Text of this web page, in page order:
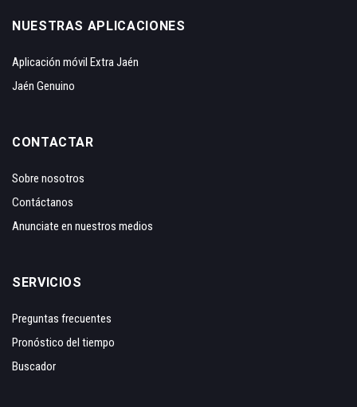
NUESTRAS APLICACIONES
Aplicación móvil Extra Jaén
Jaén Genuino
CONTACTAR
Sobre nosotros
Contáctanos
Anunciate en nuestros medios
SERVICIOS
Preguntas frecuentes
Pronóstico del tiempo
Buscador